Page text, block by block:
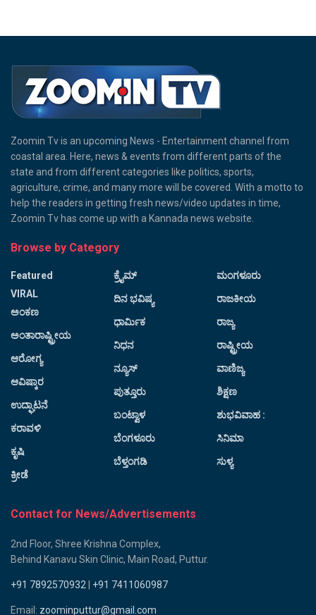
Zoomin Tv is an upcoming News - Entertainment channel from
coastal area. Here, news & events from different parts of the
state and from different categories like politics, sports,
agriculture, crime, and many more will be covered. With a motto to
help the readers in getting fresh news/video updates in time,
Zoomin Tv has come up with a Kannada news website.
Browse by Category
Featured
VIRAL
ಅಂಕಣ
ಅಂತಾರಾಷ್ಟ್ರೀಯ
ಆರೋಗ್ಯ
ಆವಿಷ್ಕಾರ
ಉದ್ಘಾಟನೆ
ಕರಾವಳಿ
ಕೃಷಿ
ಕ್ರೀಡೆ
ಕ್ರೈಮ್
ದಿನ ಭವಿಷ್ಯ
ಧಾರ್ಮಿಕ
ನಿಧನ
ನ್ಯೂಸ್
ಪುತ್ತೂರು
ಬಂಟ್ವಾಳ
ಬೆಂಗಳೂರು
ಬೆಳ್ತಂಗಡಿ
ಮಂಗಳೂರು
ರಾಜಕೀಯ
ರಾಜ್ಯ
ರಾಷ್ಟ್ರೀಯ
ವಾಣಿಜ್ಯ
ಶಿಕ್ಷಣ
ಶುಭವಿವಾಹ :
ಸಿನಿಮಾ
ಸುಳ್ಯ
Contact for News/Advertisements
2nd Floor, Shree Krishna Complex,
Behind Kanavu Skin Clinic, Main Road, Puttur.
+91 7892570932 +91 7411060987
Email: zoominputtur@gmail.com